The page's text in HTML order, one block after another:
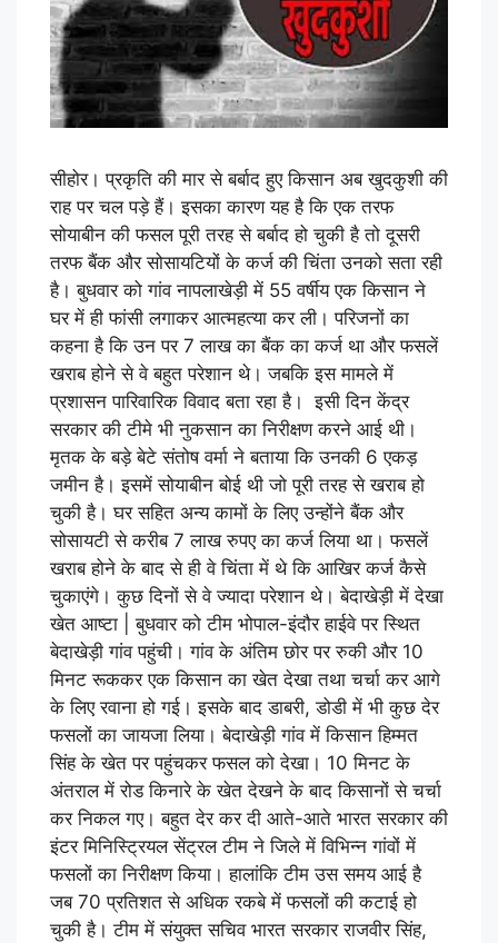
सीहोर। प्रकृति की मार से बर्बाद हुए किसान अब खुदकुशी की
राह पर चल पड़े हैं। इसका कारण यह है कि एक तरफ
सोयाबीन की फसल पूरी तरह से बर्बाद हो चुकी है तो दूसरी
तरफ बैंक और सोसायटियों के कर्ज की चिंता उनको सता रही
है। बुधवार को गांव नापलाखेड़ी में 55 वर्षीय एक किसान ने
घर में ही फांसी लगाकर आत्महत्या कर ली। परिजनों का
कहना है कि उन पर 7 लाख का बैंक का कर्ज था और फसलें
खराब होने से वे बहुत परेशान थे। जबकि इस मामले में
प्रशासन पारिवारिक विवाद बता रहा है। इसी दिन केंद्र
सरकार की टीमे भी नुकसान का निरीक्षण करने आई थी।
मृतक के बड़े बेटे संतोष वर्मा ने बताया कि उनकी 6 एकड़
जमीन है। इसमें सोयाबीन बोई थी जो पूरी तरह से खराब हो
चुकी है। घर सहित अन्य कामों के लिए उन्होंने बैंक और
सोसायटी से करीब 7 लाख रुपए का कर्ज लिया था। फसलें
खराब होने के बाद से ही वे चिंता में थे कि आखिर कर्ज कैसे
चुकाएंगे। कुछ दिनों से वे ज्यादा परेशान थे। बेदाखेड़ी में देखा
खेत आष्टा | बुधवार को टीम भोपाल-इंदौर हाईवे पर स्थित
बेदाखेड़ी गांव पहुंची। गांव के अंतिम छोर पर रुकी और 10
मिनट रूककर एक किसान का खेत देखा तथा चर्चा कर आगे
के लिए रवाना हो गई। इसके बाद डाबरी, डोडी में भी कुछ देर
फसलों का जायजा लिया। बेदाखेड़ी गांव में किसान हिम्मत
सिंह के खेत पर पहुंचकर फसल को देखा। 10 मिनट के
अंतराल में रोड किनारे के खेत देखने के बाद किसानों से चर्चा
कर निकल गए। बहुत देर कर दी आते-आते भारत सरकार की
इंटर मिनिस्ट्रियल सेंट्रल टीम ने जिले में विभिन्न गांवों में
फसलों का निरीक्षण किया। हालांकि टीम उस समय आई है
जब 70 प्रतिशत से अधिक रकबे में फसलों की कटाई हो
चुकी है। टीम में संयुक्त सचिव भारत सरकार राजवीर सिंह,